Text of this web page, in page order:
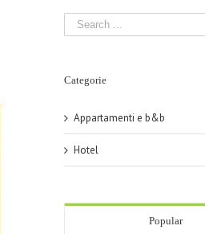
Categorie
Appartamenti e b&b
Hotel
Popular